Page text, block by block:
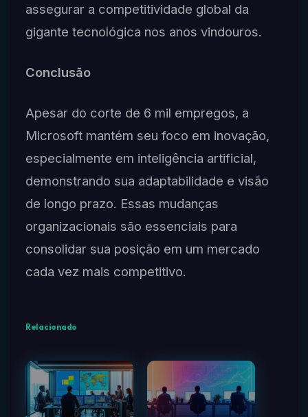
assegurar a competitividade global da
gigante tecnológica nos anos vindouros.
Conclusão
Apesar do corte de 6 mil empregos, a
Microsoft mantém seu foco em inovação,
especialmente em inteligência artificial,
demonstrando sua adaptabilidade e visão
de longo prazo. Essas mudanças
organizacionais são essenciais para
consolidar sua posição em um mercado
cada vez mais competitivo.
Relacionado